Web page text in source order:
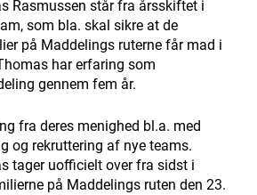
Rasmussen står fra årsskiftet i
som bla. skal sikre at de
på Maddelings ruterne får mad i
har erfaring som
gennem fem år.
fra deres menighed bl.a. med
og rekruttering af nye teams.
tager uofficielt over fra sidst i
på Maddelings ruten den 23.